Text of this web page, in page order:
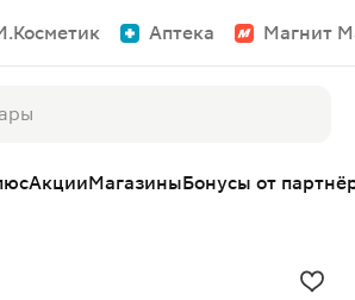
Аптека Магнит
АкцииМагазиныБонусы от